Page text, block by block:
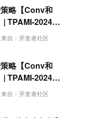
来自：开发者社区
略【Conv和
TPAMI-2024
用卷积调制操作和大核
来自：开发者社区
略【Conv和
TPAMI-2024
用卷积调制操作和大核